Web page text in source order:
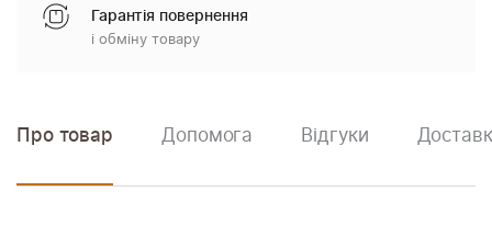
Гарантія повернення
і обміну товару
Про товар Допомога Відгуки